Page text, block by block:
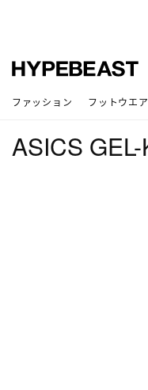
ファッション フットウエア
ASICS